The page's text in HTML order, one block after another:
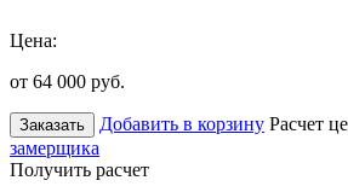
Цена:
от 64 000 руб.
Заказать Добавить в корзину Расчет
замерщика
Получить расчет